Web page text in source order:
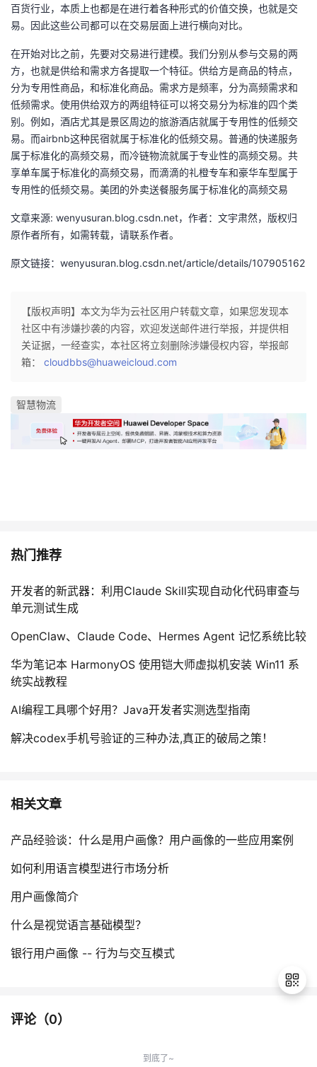
子
直
播
的
活
动
我
的
关
注
我
的
开
发
学
堂
我
的
程
我
认
的
我
我
的
Programs
我
的
持
我
术
支
云
声
百货行业，本质上也都是在进行着各种形式的价值交换，也就是交
易。因此这些公司都可以在交易层面上进行横向对比。
在开始对比之前，先要对交易进行建模。我们分别从参与交易的两
方，也就是供给和需求方各提取一个特征。供给方是商品的特点，
分为专用性商品，和标准化商品。需求方是频率，分为高频需求和
低频需求。使用供给双方的两组特征可以将交易分为标准的四个类
别。例如，酒店尤其是景区周边的旅游酒店就属于专用性的低频交
易。而airbnb这种民宿就属于标准化的低频交易。普通的快递服务
属于标准化的高频交易，而冷链物流就属于专业性的高频交易。共
享单车属于标准化的高频交易，而滴滴的礼橙专车和豪华车型属于
专用性的低频交易。美团的外卖送餐服务属于标准化的高频交易
文章来源: wenyusuran.blog.csdn.net，作者：文宇肃然，版权归
原作者所有，如需转载，请联系作者。
原文链接：wenyusuran.blog.csdn.net/article/details/107905162
【版权声明】本文为华为云社区用户转载文章，如果您发现本
社区中有涉嫌抄袭的内容，欢迎发送邮件进行举报，并提供相
关证据，一经查实，本社区将立刻删除涉嫌侵权内容，举报邮
箱： cloudbbs@huaweicloud.com
智慧物流
热门推荐
开发者的新武器：利用Claude Skill实现自动化代码审查与
单元测试生成
OpenClaw、Claude Code、Hermes Agent 记忆系统比较
华为笔记本 HarmonyOS 使用铠大师虚拟机安装 Win11 系
统实战教程
AI编程工具哪个好用？Java开发者实测选型指南
解决codex手机号验证的三种办法,真正的破局之策！
相关文章
产品经验谈：什么是用户画像？用户画像的一些应用案例
如何利用语言模型进行市场分析
用户画像简介
什么是视觉语言基础模型？
银行用户画像 -- 行为与交互模式
评论（0）
到底了~